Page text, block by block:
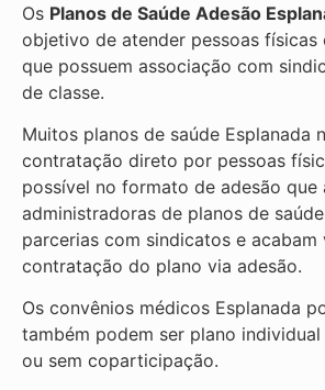
Os Planos de Saúde Adesão
objetivo de atender pessoas físicas
que possuem associação com
de classe.
Muitos planos de saúde Esplanada
contratação direto por pessoas
possível no formato de adesão que
administradoras de planos de
parcerias com sindicatos e acabam
contratação do plano via adesão.
Os convênios médicos Esplanada
também podem ser plano
ou sem coparticipação.